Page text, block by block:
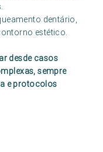
dentário,
estético.
desde casos
sempre
e protocolos